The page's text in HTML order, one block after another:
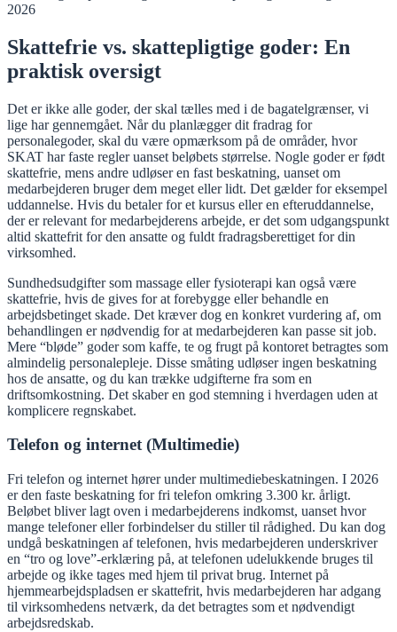
Skattefrie vs. skattepligtige goder: En
praktisk oversigt
Det er ikke alle goder, der skal tælles med i de bagatelgrænser, vi
lige har gennemgået. Når du planlægger dit fradrag for
personalegoder, skal du være opmærksom på de områder, hvor
SKAT har faste regler uanset beløbets størrelse. Nogle goder er født
skattefrie, mens andre udløser en fast beskatning, uanset om
medarbejderen bruger dem meget eller lidt. Det gælder for eksempel
uddannelse. Hvis du betaler for et kursus eller en efteruddannelse,
der er relevant for medarbejderens arbejde, er det som udgangspunkt
altid skattefrit for den ansatte og fuldt fradragsberettiget for din
virksomhed.
Sundhedsudgifter som massage eller fysioterapi kan også være
skattefrie, hvis de gives for at forebygge eller behandle en
arbejdsbetinget skade. Det kræver dog en konkret vurdering af, om
behandlingen er nødvendig for at medarbejderen kan passe sit job.
Mere “bløde” goder som kaffe, te og frugt på kontoret betragtes som
almindelig personalepleje. Disse småting udløser ingen beskatning
hos de ansatte, og du kan trække udgifterne fra som en
driftsomkostning. Det skaber en god stemning i hverdagen uden at
komplicere regnskabet.
Telefon og internet (Multimedie)
Fri telefon og internet hører under multimediebeskatningen. I 2026
er den faste beskatning for fri telefon omkring 3.300 kr. årligt.
Beløbet bliver lagt oven i medarbejderens indkomst, uanset hvor
mange telefoner eller forbindelser du stiller til rådighed. Du kan dog
undgå beskatningen af telefonen, hvis medarbejderen underskriver
en “tro og love”-erklæring på, at telefonen udelukkende bruges til
arbejde og ikke tages med hjem til privat brug. Internet på
hjemmearbejdspladsen er skattefrit, hvis medarbejderen har adgang
til virksomhedens netværk, da det betragtes som et nødvendigt
arbejdsredskab.